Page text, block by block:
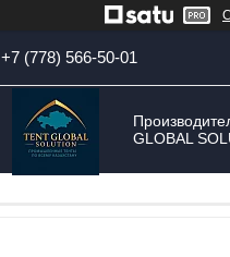
+7 (778) 566-50-01
GLOBAL